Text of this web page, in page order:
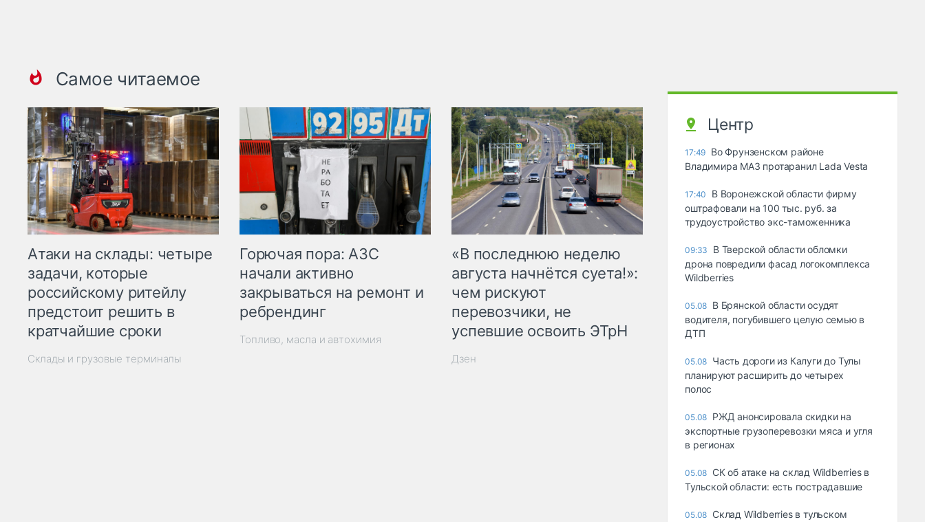
Самое читаемое
Атаки на склады: четыре
задачи, которые
российскому ритейлу
предстоит решить в
кратчайшие сроки
Склады и грузовые терминалы
Горючая пора: АЗС
начали активно
закрываться на ремонт и
ребрендинг
Топливо, масла и автохимия
«В последнюю неделю
августа начнётся суета!»:
чем рискуют
перевозчики, не
успевшие освоить ЭТрН
Дзен
Центр
17:49 Во Фрунзенском районе
Владимира МАЗ протаранил Lada Vesta
17:40
В Воронежской области фирму
оштрафовали на 100 тыс. руб. за
трудоустройство экс-таможенника
09:33
В Тверской области обломки
дрона повредили фасад логокомплекса
Wildberries
05.08 В Брянской области осудят
водителя, погубившего целую семью в
ДТП
05.08 Часть дороги из Калуги до Тулы
планируют расширить до четырех
полос
05.08 РЖД анонсировала скидки на
экспортные грузоперевозки мяса и угля
в регионах
05.08 СК об атаке на склад Wildberries в
Тульской области: есть пострадавшие
05.08 Склад Wildberries в тульском